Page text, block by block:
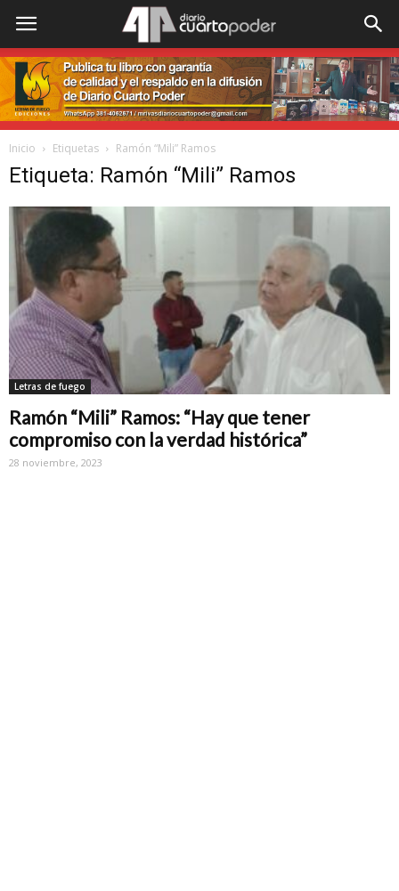
Inicio Etiquetas Ramón “Mili” Ramos
Etiqueta: Ramón “Mili” Ramos
Letras de fuego
Ramón “Mili” Ramos: “Hay que tener
compromiso con la verdad histórica”
28 noviembre, 2023